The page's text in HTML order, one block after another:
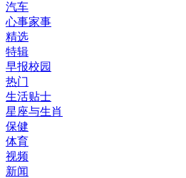
汽车
心事家事
精选
特辑
早报校园
热门
生活贴士
星座与生肖
保健
体育
视频
新闻